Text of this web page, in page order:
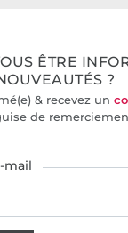
ÊTRE
?
& recevez un
de
mail